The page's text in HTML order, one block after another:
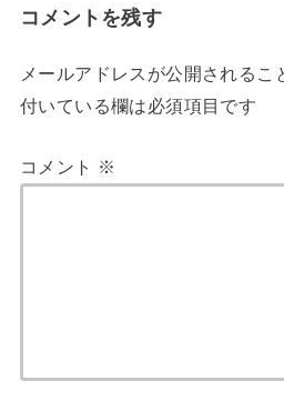
コメントを残す
メールアドレスが公開されるこ
付いている欄は必須項目です
コメント ※